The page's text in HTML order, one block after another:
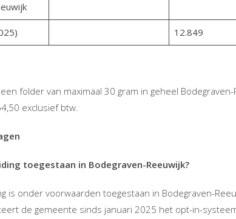
12.849
folder van maximaal 30 gram in geheel
exclusief btw.
toegestaan in Bodegraven-Reeuwijk?
is onder voorwaarden toegestaan in Bodegraven-
de gemeente sinds januari 2025 het opt-in-